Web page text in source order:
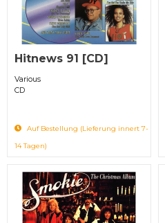
Hitnews 91 [CD]
Various
CD
Auf Bestellung (Lieferung innert 7-
14 Tagen)